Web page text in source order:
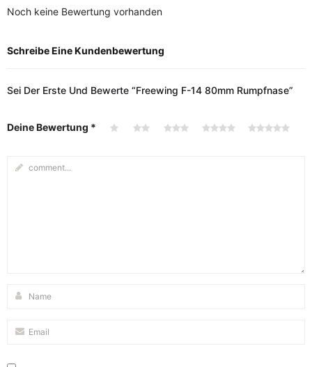
Noch keine Bewertung vorhanden
Schreibe Eine Kundenbewertung
Sei Der Erste Und Bewerte “Freewing F-14 80mm Rumpfnase”
Deine Bewertung *